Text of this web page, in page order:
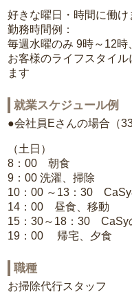
好きな曜日・時間に働け
勤務時間例：
毎週水曜のみ 9時～12
お客様のライフスタイ
ます
就業スケジュール例
●会社員Eさんの場合（33
（土日）
8：00 朝食
9：00 洗濯、掃除
10：00 ～13：30 CaSy
14：00 昼食、移動
15：30～18：30 CaSy
19：00 帰宅、夕食
職種
お掃除代行スタッフ